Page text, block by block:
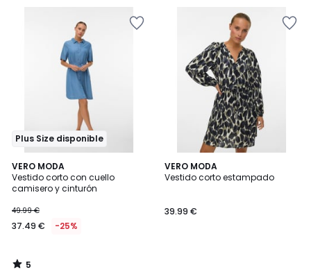
Plus Size disponible
VERO MODA
Vestido corto con cuello
camisero y cinturón
49.99 €
37.49 € -25%
5
/
5
5
/
VERO MODA
Vestido corto estampado
39.99 €